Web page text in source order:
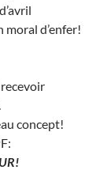
d’enfer!
concept!